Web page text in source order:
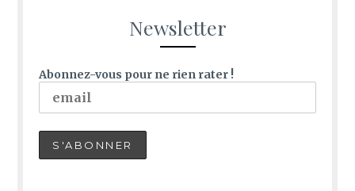
Newsletter
Abonnez-vous pour ne rien rater !